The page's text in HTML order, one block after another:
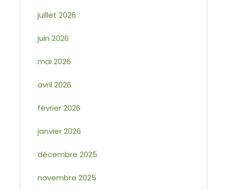
juillet 2026
juin 2026
mai 2026
avril 2026
février 2026
janvier 2026
décembre 2025
novembre 2025